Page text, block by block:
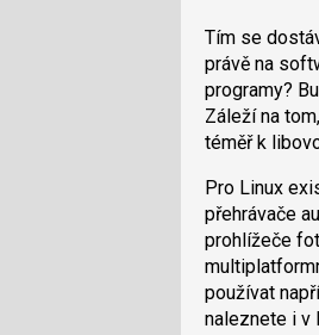
Tím se
právě na
programy?
Záleží na
téměř k
Pro Linux
přehrávače
prohlížeče
používat
naleznete i v